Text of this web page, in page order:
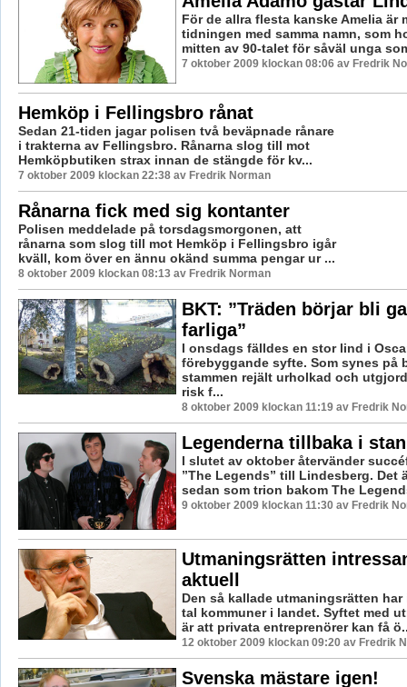
För de allra flesta kanske Amelia är
tidningen med samma namn, som
mitten av 90-talet för såväl unga
7 oktober 2009 klockan 08:06 av Fredrik
Hemköp i Fellingsbro rånat
Sedan 21-tiden jagar polisen två beväpnade rånare
i trakterna av Fellingsbro. Rånarna slog till mot
Hemköpbutiken strax innan de stängde för kv...
7 oktober 2009 klockan 22:38 av Fredrik Norman
Rånarna fick med sig kontanter
Polisen meddelade på torsdagsmorgonen, att
rånarna som slog till mot Hemköp i Fellingsbro igår
kväll, kom över en ännu okänd summa pengar ur ...
8 oktober 2009 klockan 08:13 av Fredrik Norman
BKT: ”Träden börjar bli
farliga”
I onsdags fälldes en stor lind i
förebyggande syfte. Som synes på
stammen rejält urholkad och
risk f...
8 oktober 2009 klockan 11:19 av Fredrik
Legenderna tillbaka i stan
I slutet av oktober återvänder
”The Legends” till Lindesberg. Det
sedan som trion bakom The
9 oktober 2009 klockan 11:30 av Fredrik
Utmaningsrätten
aktuell
Den så kallade utmaningsrätten
tal kommuner i landet. Syftet med
är att privata entreprenörer kan få
12 oktober 2009 klockan 09:20 av Fredrik
Svenska mästare igen!